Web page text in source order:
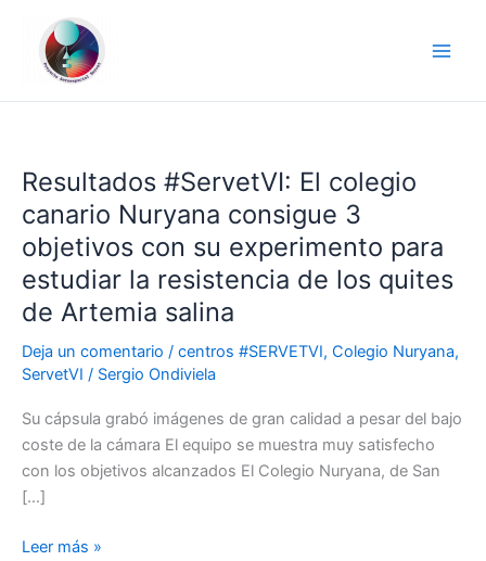
contenido
Resultados #ServetVI: El colegio
canario Nuryana consigue 3
objetivos con su experimento para
estudiar la resistencia de los quites
de Artemia salina
Deja un comentario / centros #SERVETVI, Colegio Nuryana,
ServetVI / Sergio Ondiviela
Su cápsula grabó imágenes de gran calidad a pesar del bajo
coste de la cámara El equipo se muestra muy satisfecho
con los objetivos alcanzados El Colegio Nuryana, de San
[…]
Resultados
#ServetVI:
El
colegio
canario
Nuryana
3
objetivos
con
su
experimento
para
la
Leer más »